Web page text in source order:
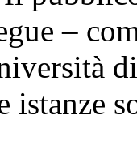
–
istanze